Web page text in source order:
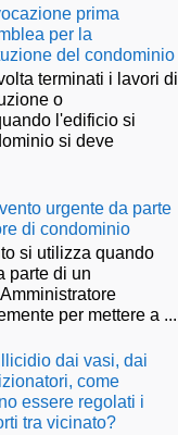
prima
per la
del condominio
terminati i lavori di
o
l'edificio si
si deve
urgente da parte
di condominio
si utilizza quando
parte di un
per mettere a ...
dai vasi, dai
come
essere regolati i
tra vicinato?